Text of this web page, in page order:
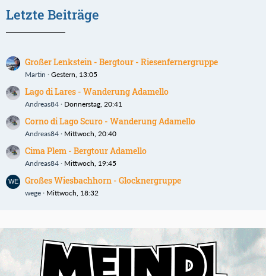
Letzte Beiträge
Großer Lenkstein - Bergtour - Riesenfernergruppe
Martin Gestern, 13:05
Lago di Lares - Wanderung Adamello
Andreas84 Donnerstag, 20:41
Corno di Lago Scuro - Wanderung Adamello
Andreas84 Mittwoch, 20:40
Cima Plem - Bergtour Adamello
Andreas84 Mittwoch, 19:45
Großes Wiesbachhorn - Glocknergruppe
wege Mittwoch, 18:32